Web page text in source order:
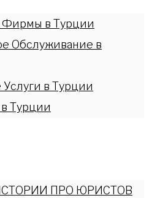
Фирмы в Турции
Обслуживание в
в Турции
Турции
ПРО ЮРИСТОВ